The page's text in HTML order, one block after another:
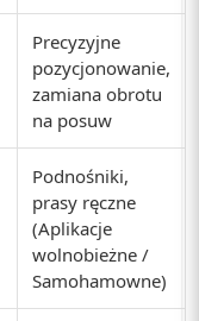
Precyzyjne
pozycjonowanie,
zamiana obrotu
na posuw
Podnośniki,
prasy ręczne
(Aplikacje
wolnobieżne /
Samohamowne)